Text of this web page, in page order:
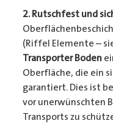
2. Rutschfest und
(Riffel Elemente –
Transporter Boden
Oberfläche, die ein
garantiert. Dies ist
vor unerwünschten
Transports zu